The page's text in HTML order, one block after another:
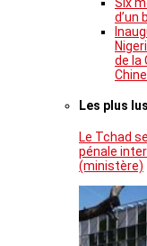
d’un
de la
Chine
Les plus lus
Le Tchad
pénale
(ministère)